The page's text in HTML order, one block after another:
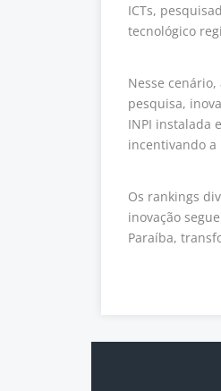
ICTs,
tecnológico
Nesse cenário,
pesquisa,
INPI instalada
incentivando a
Os rankings
inovação
Paraíba,